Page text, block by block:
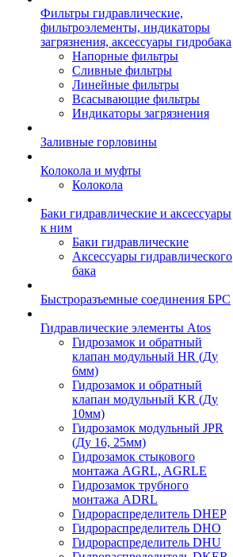
Фильтры гидравлические,
фильтроэлементы, индикаторы
загрязнения, аксессуары гидробака
Напорные фильтры
Сливные фильтры
Линейные фильтры
Всасывающие фильтры
Индикаторы загрязнения
Заливные горловины
Колокола и муфты
Колокола
Баки гидравлические и аксессуары
к ним
Баки гидравлические
Аксессуары гидравлического
бака
Быстроразъемные соединения БРС
Гидравлические элементы Atos
Гидрозамок и обратный
клапан модульный HR (Ду
6мм)
Гидрозамок и обратный
клапан модульный KR (Ду
10мм)
Гидрозамок модульный JPR
(Ду 16, 25мм)
Гидрозамок стыкового
монтажа AGRL, AGRLE
Гидрозамок трубного
монтажа ADRL
Гидрораспределитель DHEP
Гидрораспределитель DHO
Гидрораспределитель DHU